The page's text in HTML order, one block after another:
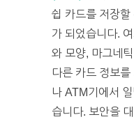
쉽 카드를 저장할
가 되었습니다.
와 모양, 마그네
다른 카드 정보를
나 ATM기에서
습니다. 보안을